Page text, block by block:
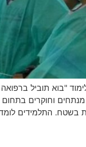
15 יחידות לימוד
וחוקרים
בשטח. התלמידים